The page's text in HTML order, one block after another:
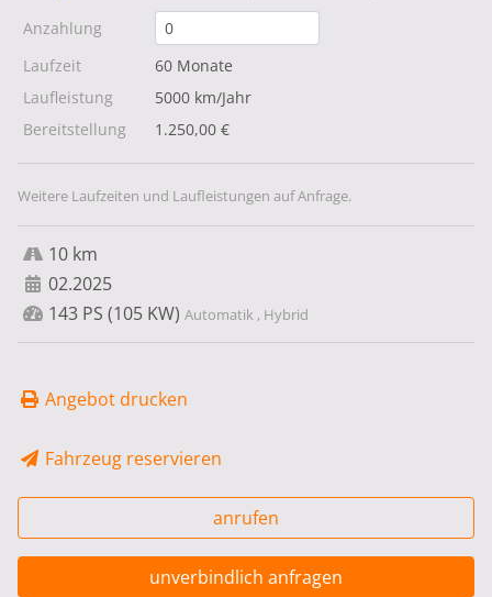
Anzahlung
Laufzeit
60 Monate
Laufleistung
5000 km/Jahr
Bereitstellung
1.250,00 €
Weitere Laufzeiten und Laufleistungen auf Anfrage.
10 km
02.2025
143 PS (105 KW) Automatik , Hybrid
Angebot drucken
Fahrzeug reservieren
anrufen
unverbindlich anfragen